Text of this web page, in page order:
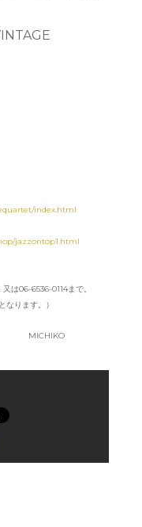
index.html
jazzontop1.html
6536-0114まで。
す。）